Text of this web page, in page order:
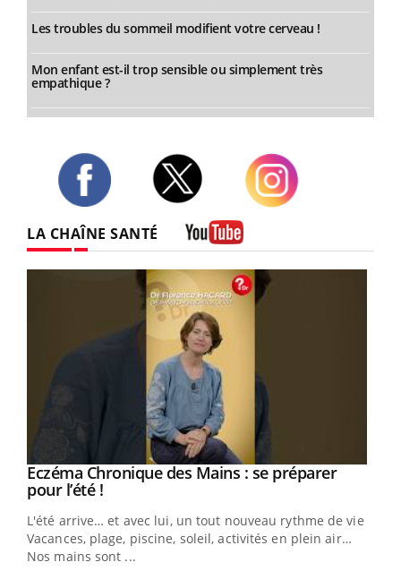
Les troubles du sommeil modifient votre cerveau !
Mon enfant est-il trop sensible ou simplement très
empathique ?
LA CHAÎNE SANTÉ
Youtube
Eczéma Chronique des Mains : se préparer
pour l’été !Youtube
L'été arrive… et avec lui, un tout nouveau rythme de vie !
Vacances, plage, piscine, soleil, activités en plein air…
Nos mains sont ...